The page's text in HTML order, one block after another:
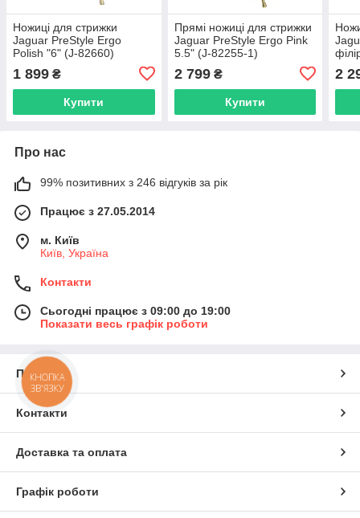
Ножиці для стрижки
Jaguar PreStyle Ergo
Polish "6" (J-82660)
1 899 ₴
Купити
Прямі ножиці для стрижки
Jaguar PreStyle Ergo Pink
5.5" (J-82255-1)
2 799₴
Купити
2
Про нас
99% позитивних з 246 відгуків за рік
Працює з 27.05.2014
м. Київ
Київ, Україна
Контакти
Сьогодні працює з 09:00 до 19:00
Показати весь графік роботи
Про нас
Контакти
Доставка та оплата
Графік роботи
КНОПКА
ЗВ'ЯЗКУ